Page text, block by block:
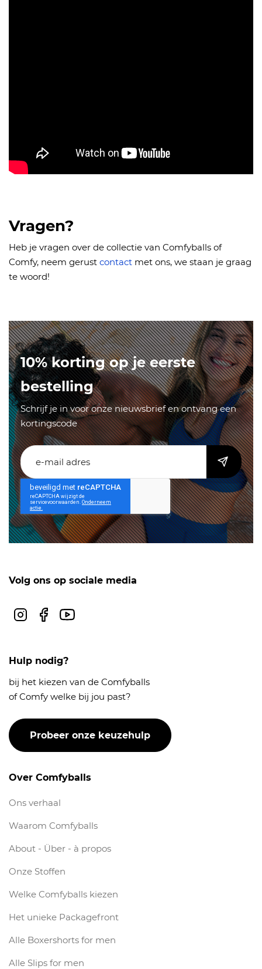
Vragen?
Heb je vragen over de collectie van Comfyballs of
Comfy, neem gerust contact met ons, we staan je graag
te woord!
10% korting op je eerste
bestelling
Schrijf je in voor onze nieuwsbrief en ontvang een
kortingscode
Volg ons op sociale media
Instagram
FacebookYoutube
Hulp nodig?
bij het kiezen van de Comfyballs
of Comfy welke bij jou past?
Probeer onze keuzehulp
Over Comfyballs
Ons verhaal
Waarom Comfyballs
About - Über - à propos
Onze Stoffen
Welke Comfyballs kiezen
Het unieke Packagefront
Alle Boxershorts for men
Alle Slips for men